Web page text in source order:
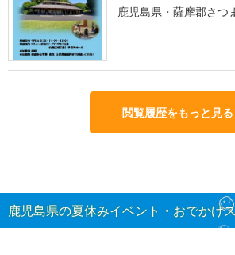
鹿児島県・薩摩郡さつ
閲覧履歴をもっと見る
鹿児島県の夏休みイベント・おでかけ